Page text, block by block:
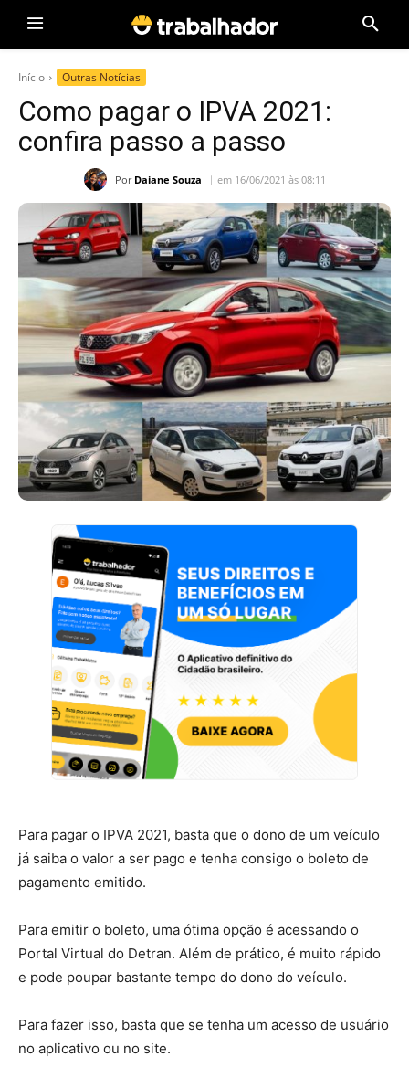
Início Outras Notícias
Como pagar o IPVA 2021:
confira passo a passo
Por Daiane Souza em 16/06/2021 às 08:11
Para pagar o IPVA 2021, basta que o dono de um veículo
já saiba o valor a ser pago e tenha consigo o boleto de
pagamento emitido.
Para emitir o boleto, uma ótima opção é acessando o
Portal Virtual do Detran. Além de prático, é muito rápido
e pode poupar bastante tempo do dono do veículo.
Para fazer isso, basta que se tenha um acesso de usuário
no aplicativo ou no site.